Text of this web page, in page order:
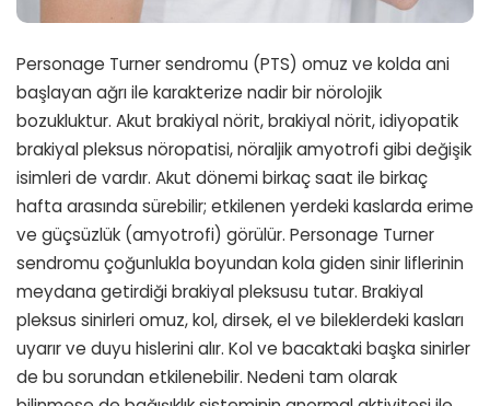
Personage Turner sendromu (PTS) omuz ve kolda ani
başlayan ağrı ile karakterize nadir bir nörolojik
bozukluktur. Akut brakiyal nörit, brakiyal nörit, idiyopatik
brakiyal pleksus nöropatisi, nöraljik amyotrofi gibi değişik
isimleri de vardır. Akut dönemi birkaç saat ile birkaç
hafta arasında sürebilir; etkilenen yerdeki kaslarda erime
ve güçsüzlük (amyotrofi) görülür. Personage Turner
sendromu çoğunlukla boyundan kola giden sinir liflerinin
meydana getirdiği brakiyal pleksusu tutar. Brakiyal
pleksus sinirleri omuz, kol, dirsek, el ve bileklerdeki kasları
uyarır ve duyu hislerini alır. Kol ve bacaktaki başka sinirler
de bu sorundan etkilenebilir. Nedeni tam olarak